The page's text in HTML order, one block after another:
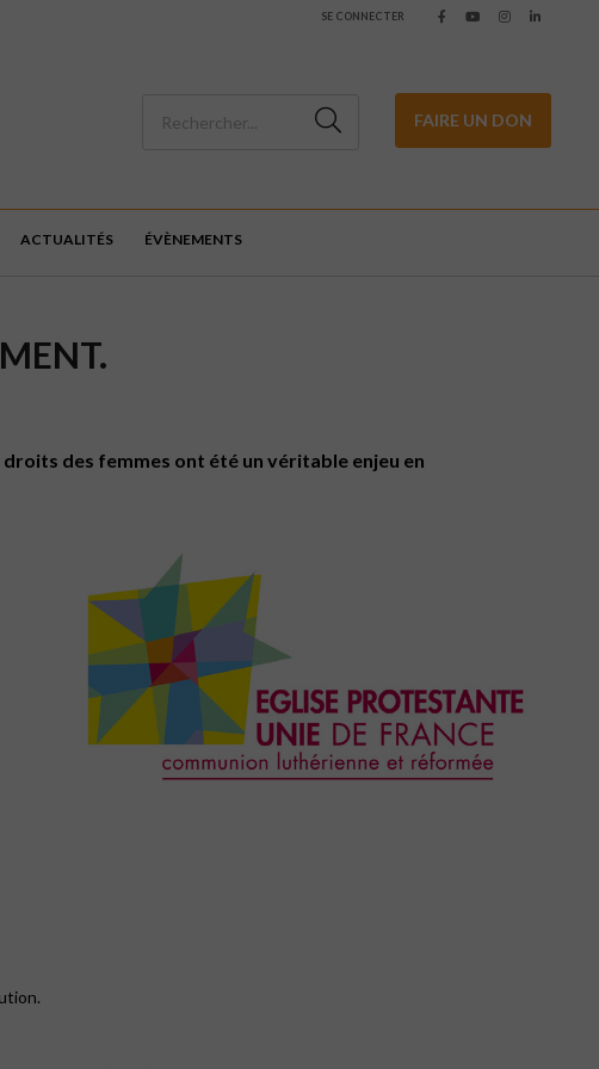
SE CONNECTER
FAIRE UN DON
ACTUALITÉS ÉVÈNEMENTS
des femmes ont été un véritable enjeu en